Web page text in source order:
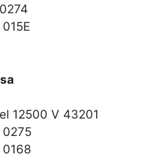
12500 V 43201
0275
0168